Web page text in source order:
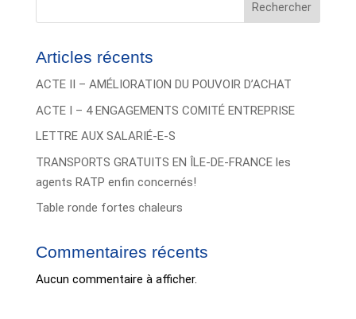
Rechercher
Articles récents
ACTE II – AMÉLIORATION DU POUVOIR D’ACHAT
ACTE I – 4 ENGAGEMENTS COMITÉ ENTREPRISE
LETTRE AUX SALARIÉ-E-S
TRANSPORTS GRATUITS EN ÎLE-DE-FRANCE les
agents RATP enfin concernés!
Table ronde fortes chaleurs
Commentaires récents
Aucun commentaire à afficher.